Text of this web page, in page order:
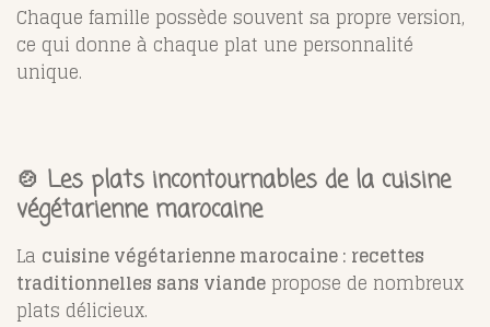
Chaque famille possède souvent sa propre version,
ce qui donne à chaque plat une personnalité
unique.
🍲 Les plats incontournables de la cuisine
végétarienne marocaine
La cuisine végétarienne marocaine : recettes
traditionnelles sans viande propose de nombreux
plats délicieux.